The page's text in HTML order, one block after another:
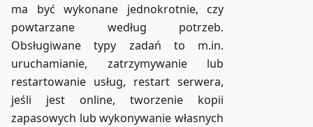
ma być wykonane jednokrotnie, czy
powtarzane według potrzeb.
Obsługiwane typy zadań to m.in.
uruchamianie, zatrzymywanie lub
restartowanie usług, restart serwera,
jeśli jest online, tworzenie kopii
zapasowych lub wykonywanie własnych